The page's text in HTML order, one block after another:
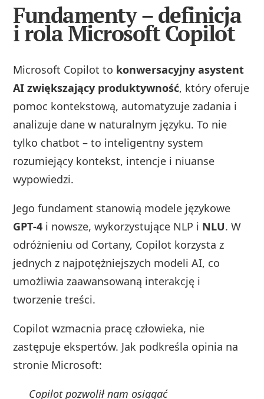
Fundamenty – definicja
i rola Microsoft Copilot
Microsoft Copilot to konwersacyjny asystent
AI zwiększający produktywność, który oferuje
pomoc kontekstową, automatyzuje zadania i
analizuje dane w naturalnym języku. To nie
tylko chatbot – to inteligentny system
rozumiejący kontekst, intencje i niuanse
wypowiedzi.
Jego fundament stanowią modele językowe
GPT‑4 i nowsze, wykorzystujące NLP i NLU. W
odróżnieniu od Cortany, Copilot korzysta z
jednych z najpotężniejszych modeli AI, co
umożliwia zaawansowaną interakcję i
tworzenie treści.
Copilot wzmacnia pracę człowieka, nie
zastępuje ekspertów. Jak podkreśla opinia na
stronie Microsoft:
Copilot pozwolił nam osiągać